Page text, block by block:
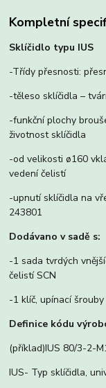
Kompletní
Sklíčidlo typu IUS
-Třídy přesnosti:
-těleso sklíčidla –
-funkční plochy
životnost sklíčidla
-od velikosti ø160
vedení čelistí
-upnutí sklíčidla na
243801
Dodávano v sadě s:
-1 sada tvrdých
čelistí SCN
-1 klíč, upínací šrouby
Definice kódu
(příklad)IUS 80/3-2-
IUS- Typ sklíčidla,